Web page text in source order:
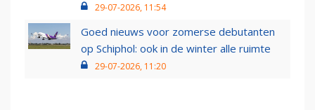
29-07-2026, 11:54
Goed nieuws voor zomerse debutanten
op Schiphol: ook in de winter alle ruimte
29-07-2026, 11:20